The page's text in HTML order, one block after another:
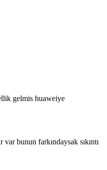
gelmis huaweiye
bunun farkındaysak sıkıntı